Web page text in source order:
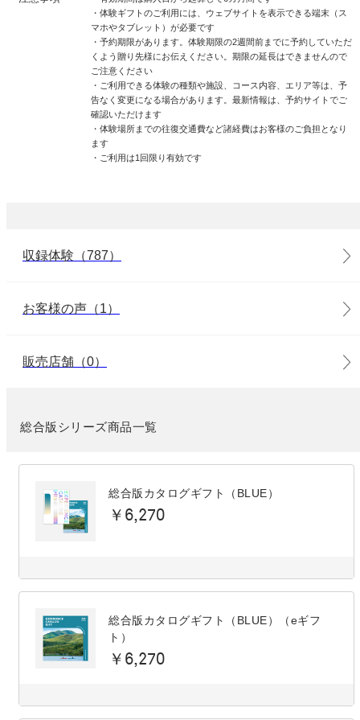
・体験ギフトのご利用には、ウェブサイトを表示できる端末（ス
マホやタブレット）が必要です
・予約期限があります。体験期限の2週間前までに予約していただ
くよう贈り先様にお伝えください。期限の延長はできませんので
ご注意ください
・ご利用できる体験の種類や施設、コース内容、エリア等は、予
告なく変更になる場合があります。最新情報は、予約サイトでご
確認いただけます
・体験場所までの往復交通費など諸経費はお客様のご負担となり
ます
・ご利用は1回限り有効です
収録体験（787）
お客様の声（1）
販売店舗（0）
総合版シリーズ商品一覧
総合版カタログギフト（BLUE）
￥6,270
総合版カタログギフト（BLUE）（eギフ
ト）
￥6,270